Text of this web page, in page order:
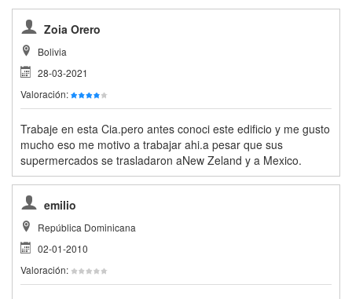
Zoia Orero
Bolivia
28-03-2021
Valoración:
Trabaje en esta Cia.pero antes conoci este edificio y me gusto
mucho eso me motivo a trabajar ahi.a pesar que sus
supermercados se trasladaron aNew Zeland y a Mexico.
emilio
República Dominicana
02-01-2010
Valoración: